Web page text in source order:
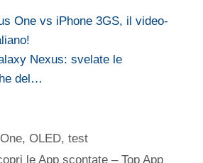
One vs iPhone 3GS, il video-
Nexus: svelate le
del…
,OLED,test
le App scontate – Top App